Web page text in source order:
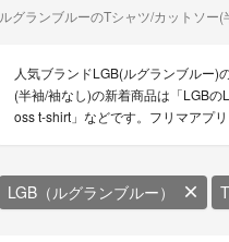
ルグランブルーのTシャツ/カットソー
人気ブランドLGB(ルグランブルー)
(半袖/袖なし)の新着商品は「LGB
oss t-shirt」などです。フリマアプ
LGB（ルグランブルー）